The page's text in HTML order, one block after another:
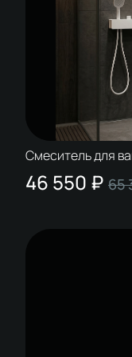
Смеситель для
STUDIO
латунь, с
46 550 ₽ 65